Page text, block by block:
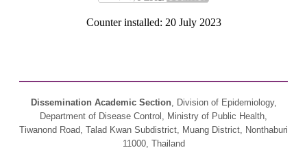
Counter installed: 20 July 2023
Dissemination Academic Section, Division of Epidemiology,
Department of Disease Control, Ministry of Public Health,
Tiwanond Road, Talad Kwan Subdistrict, Muang District, Nonthaburi
11000, Thailand